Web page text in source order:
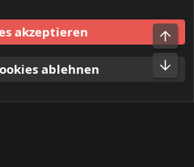
Datenschutz
S
akzeptieren
ablehnen